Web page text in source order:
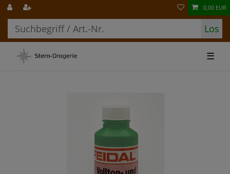
Los
0,00 EUR
☰